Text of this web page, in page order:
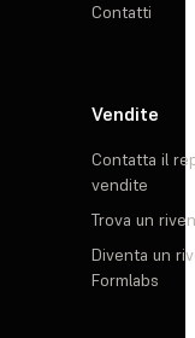
Contatti
Vendite
Contatta il
vendite
Trova un
Diventa un
Formlabs